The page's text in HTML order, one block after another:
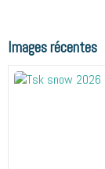
Images récentes